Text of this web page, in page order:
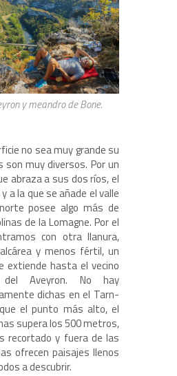
y meandro de Bone.
no sea muy grande su
son muy diversos. Por un
abraza a sus dos ríos, el
a la que se añade el valle
posee algo más de
de la Lomagne. Por el
con otra llanura,
y menos fértil, un
extiende hasta el vecino
del Aveyron. No hay
dichas en el Tarn-
el punto más alto, el
supera los 500 metros,
recortado y fuera de las
ofrecen paisajes llenos
a descubrir.